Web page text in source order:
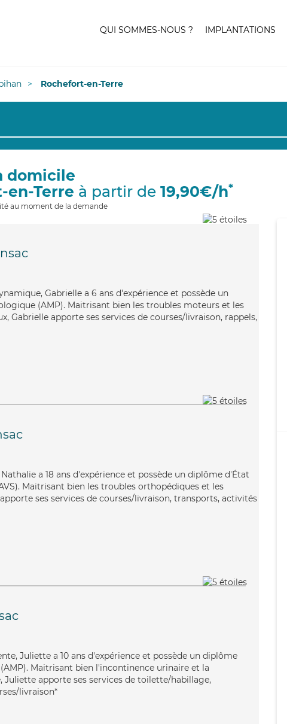
QUI SOMMES-NOUS ? IMPLANTATIONS
Rochefort-en-Terre
domicile
en-Terre à partir de 19,90€/h*
au moment de la demande
Gabrielle a 6 ans d'expérience et possède un
(AMP). Maitrisant bien les troubles moteurs et les
Gabrielle apporte ses services de courses/livraison, rappels,
a 18 ans d'expérience et possède un diplôme d'État
Maitrisant bien les troubles orthopédiques et les
ses services de courses/livraison, transports, activités
Juliette a 10 ans d'expérience et possède un diplôme
Maitrisant bien l'incontinence urinaire et la
Juliette apporte ses services de toilette/habillage,
livraison*